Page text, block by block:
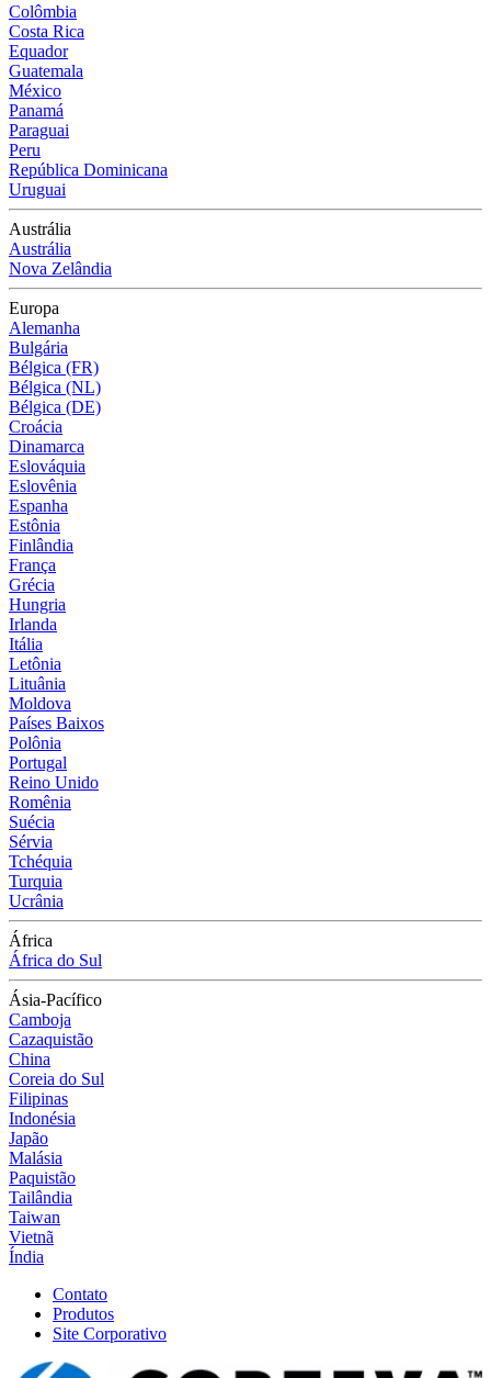
Colômbia
Costa Rica
Equador
Guatemala
México
Panamá
Paraguai
Peru
República Dominicana
Uruguai
Austrália
Austrália
Nova Zelândia
Europa
Alemanha
Bulgária
Bélgica (FR)
Bélgica (NL)
Bélgica (DE)
Croácia
Dinamarca
Eslováquia
Eslovênia
Espanha
Estônia
Finlândia
França
Grécia
Hungria
Irlanda
Itália
Letônia
Lituânia
Moldova
Países Baixos
Polônia
Portugal
Reino Unido
Romênia
Suécia
Sérvia
Tchéquia
Turquia
Ucrânia
África
África do Sul
Ásia-Pacífico
Camboja
Cazaquistão
China
Coreia do Sul
Filipinas
Indonésia
Japão
Malásia
Paquistão
Tailândia
Taiwan
Vietnã
Índia
Contato
Produtos
Site Corporativo